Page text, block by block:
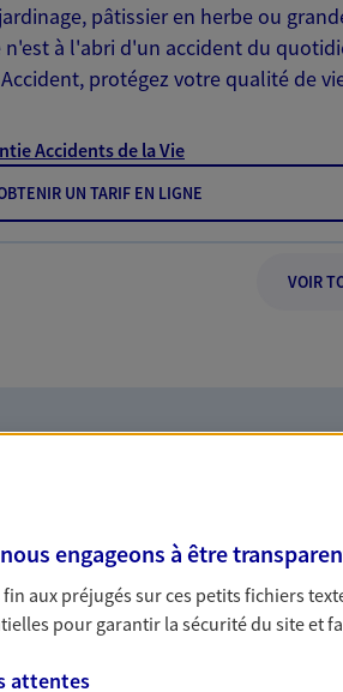
pâtissier en herbe ou
à l'abri d'un accident du
protégez votre qualité de
Accidents de la Vie
UN TARIF EN LIGNE
VOIR
dans la durée et
engageons à être
aux préjugés sur ces petits fichiers
pour garantir la sécurité du site et
attentes